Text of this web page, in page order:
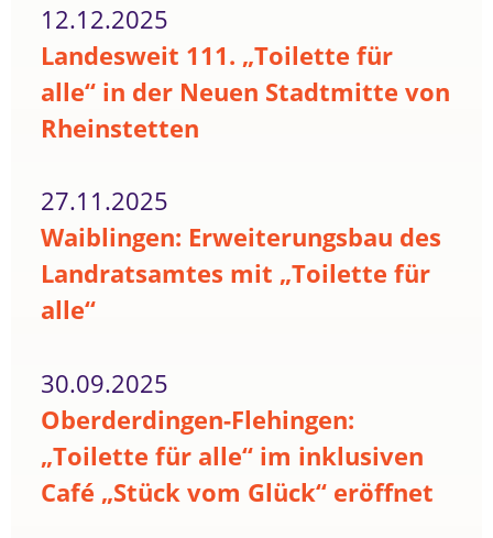
12.12.2025
Landesweit 111. „Toilette für
alle“ in der Neuen Stadtmitte von
Rheinstetten
27.11.2025
Waiblingen: Erweiterungsbau des
Landratsamtes mit „Toilette für
alle“
30.09.2025
Oberderdingen-Flehingen:
„Toilette für alle“ im inklusiven
Café „Stück vom Glück“ eröffnet